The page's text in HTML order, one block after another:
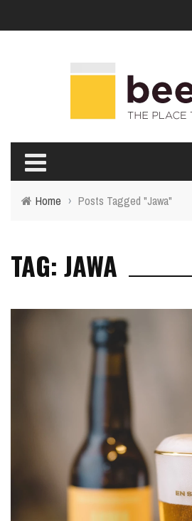
Home › Posts Tagged "Jawa"
TAG: JAWA